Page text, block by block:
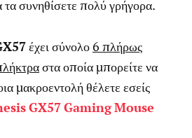
συνηθίσετε πολύ γρήγορα.
έχει σύνολο6 πλήρως
στα οποία μπορείτε να
μακροεντολή θέλετε εσείς
GX57GamingMouse